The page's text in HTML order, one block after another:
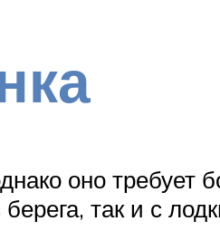
оно требует
так и с